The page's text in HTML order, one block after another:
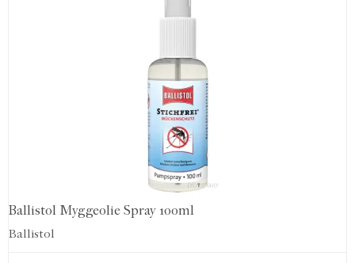
Ballistol Myggeolie Spray 100ml
Ballistol